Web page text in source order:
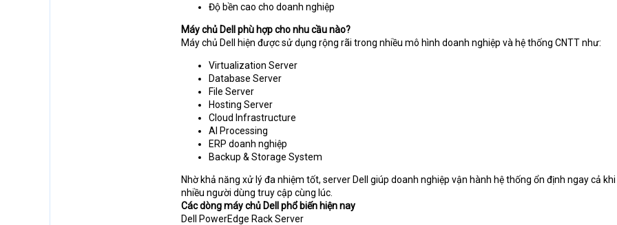
Độ bền cao cho doanh nghiệp
Máy chủ Dell phù hợp cho nhu cầu nào?
Máy chủ Dell hiện được sử dụng rộng rãi trong nhiều mô hình doanh nghiệp và hệ thống CNTT như:
Virtualization Server
Database Server
File Server
Hosting Server
Cloud Infrastructure
AI Processing
ERP doanh nghiệp
Backup & Storage System
Nhờ khả năng xử lý đa nhiệm tốt, server Dell giúp doanh nghiệp vận hành hệ thống ổn định ngay cả khi
nhiều người dùng truy cập cùng lúc.
Các dòng máy chủ Dell phổ biến hiện nay
Dell PowerEdge Rack Server